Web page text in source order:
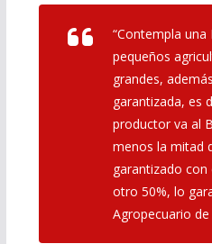
“Contempla
pequeños
grandes,
garantizada, es
productor va al
menos la mitad
garantizado con
otro 50%, lo
Agropecuario